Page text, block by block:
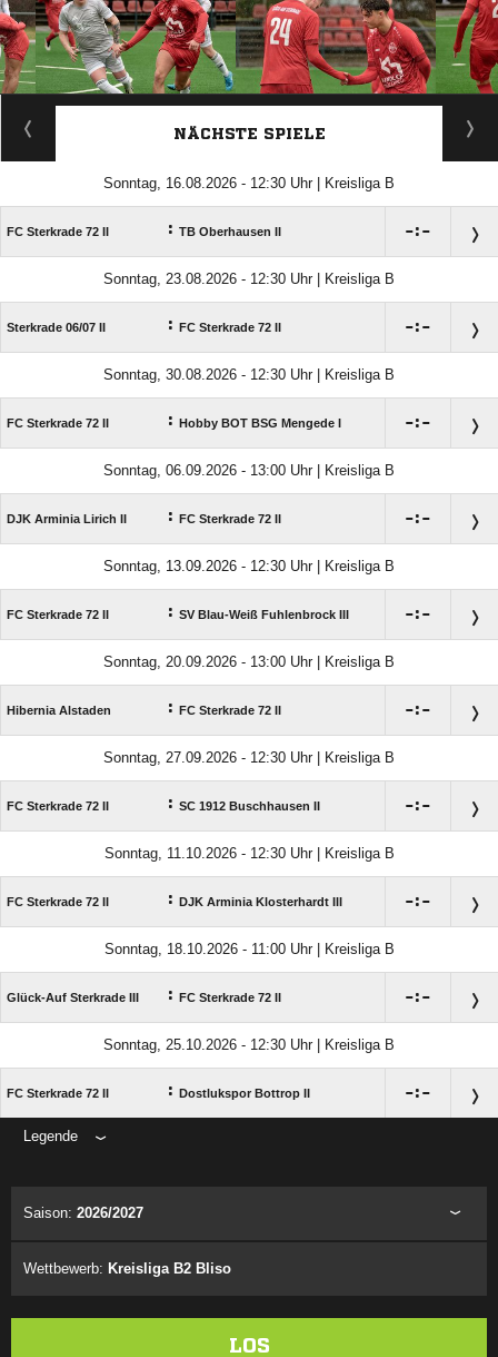
ANZEIGE
NÄCHSTE SPIELE
Sonntag, 16.08.2026 - 12:30 Uhr | Kreisliga B
FC Sterkrade 72 II : TB Oberhausen II :
Sonntag, 23.08.2026 - 12:30 Uhr | Kreisliga B
Sterkrade 06/​07 II : FC Sterkrade 72 II :
Sonntag, 30.08.2026 - 12:30 Uhr | Kreisliga B
FC Sterkrade 72 II : Hobby BOT BSG Mengede I :
Sonntag, 06.09.2026 - 13:00 Uhr | Kreisliga B
DJK Arminia Lirich II : FC Sterkrade 72 II :
Sonntag, 13.09.2026 - 12:30 Uhr | Kreisliga B
FC Sterkrade 72 II : SV Blau-Weiß Fuhlenbrock III :
Sonntag, 20.09.2026 - 13:00 Uhr | Kreisliga B
Hibernia Alstaden : FC Sterkrade 72 II :
Sonntag, 27.09.2026 - 12:30 Uhr | Kreisliga B
FC Sterkrade 72 II : SC 1912 Buschhausen II :
Sonntag, 11.10.2026 - 12:30 Uhr | Kreisliga B
FC Sterkrade 72 II : DJK Arminia Klosterhardt III :
Sonntag, 18.10.2026 - 11:00 Uhr | Kreisliga B
Glück-Auf Sterkrade III : FC Sterkrade 72 II :
Sonntag, 25.10.2026 - 12:30 Uhr | Kreisliga B
FC Sterkrade 72 II : Dostlukspor Bottrop II :
Legende
Saison: 2026/2027
Wettbewerb: Kreisliga B2 Bliso
LOS